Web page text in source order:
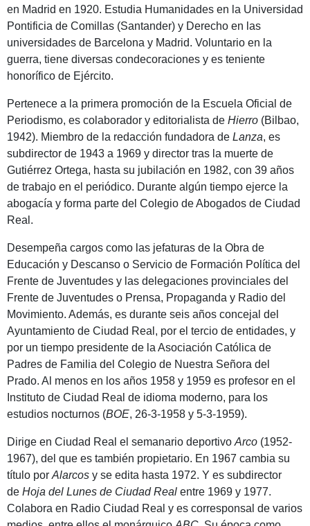
en Madrid en 1920. Estudia Humanidades en la Universidad
Pontificia de Comillas (Santander) y Derecho en las
universidades de Barcelona y Madrid. Voluntario en la
guerra, tiene diversas condecoraciones y es teniente
honorífico de Ejército.
Pertenece a la primera promoción de la Escuela Oficial de
Periodismo, es colaborador y editorialista de Hierro (Bilbao,
1942). Miembro de la redacción fundadora de Lanza, es
subdirector de 1943 a 1969 y director tras la muerte de
Gutiérrez Ortega, hasta su jubilación en 1982, con 39 años
de trabajo en el periódico. Durante algún tiempo ejerce la
abogacía y forma parte del Colegio de Abogados de Ciudad
Real.
Desempeña cargos como las jefaturas de la Obra de
Educación y Descanso o Servicio de Formación Política del
Frente de Juventudes y las delegaciones provinciales del
Frente de Juventudes o Prensa, Propaganda y Radio del
Movimiento. Además, es durante seis años concejal del
Ayuntamiento de Ciudad Real, por el tercio de entidades, y
por un tiempo presidente de la Asociación Católica de
Padres de Familia del Colegio de Nuestra Señora del
Prado. Al menos en los años 1958 y 1959 es profesor en el
Instituto de Ciudad Real de idioma moderno, para los
estudios nocturnos (BOE, 26-3-1958 y 5-3-1959).
Dirige en Ciudad Real el semanario deportivo Arco (1952-
1967), del que es también propietario. En 1967 cambia su
título por Alarcos y se edita hasta 1972. Y es subdirector
de Hoja del Lunes de Ciudad Real entre 1969 y 1977.
Colabora en Radio Ciudad Real y es corresponsal de varios